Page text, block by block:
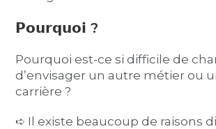
𝗣𝗼𝘂𝗿𝗾𝘂𝗼𝗶 ?
Pourquoi est-ce si difficile de
d’envisager un autre métier ou
carrière ?
➪ Il existe beaucoup de raisons